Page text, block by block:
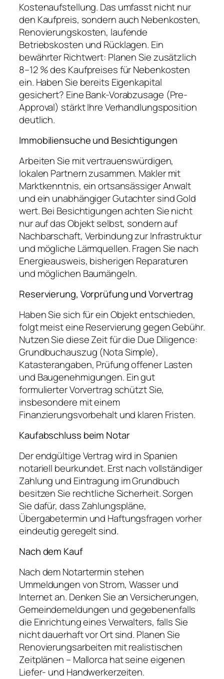
Kostenaufstellung. Das umfasst nicht nur
den Kaufpreis, sondern auch Nebenkosten,
Renovierungskosten, laufende
Betriebskosten und Rücklagen. Ein
bewährter Richtwert: Planen Sie zusätzlich
8–12 % des Kaufpreises für Nebenkosten
ein. Haben Sie bereits Eigenkapital
gesichert? Eine Bank-Vorabzusage (Pre-
Approval) stärkt Ihre Verhandlungsposition
deutlich.
Immobiliensuche und Besichtigungen
Arbeiten Sie mit vertrauenswürdigen,
lokalen Partnern zusammen. Makler mit
Marktkenntnis, ein ortsansässiger Anwalt
und ein unabhängiger Gutachter sind Gold
wert. Bei Besichtigungen achten Sie nicht
nur auf das Objekt selbst, sondern auf
Nachbarschaft, Verbindung zur Infrastruktur
und mögliche Lärmquellen. Fragen Sie nach
Energieausweis, bisherigen Reparaturen
und möglichen Baumängeln.
Reservierung, Vorprüfung und Vorvertrag
Haben Sie sich für ein Objekt entschieden,
folgt meist eine Reservierung gegen Gebühr.
Nutzen Sie diese Zeit für die Due Diligence:
Grundbuchauszug (Nota Simple),
Katasterangaben, Prüfung offener Lasten
und Baugenehmigungen. Ein gut
formulierter Vorvertrag schützt Sie,
insbesondere mit einem
Finanzierungsvorbehalt und klaren Fristen.
Kaufabschluss beim Notar
Der endgültige Vertrag wird in Spanien
notariell beurkundet. Erst nach vollständiger
Zahlung und Eintragung im Grundbuch
besitzen Sie rechtliche Sicherheit. Sorgen
Sie dafür, dass Zahlungspläne,
Übergabetermin und Haftungsfragen vorher
eindeutig geregelt sind.
Nach dem Kauf
Nach dem Notartermin stehen
Ummeldungen von Strom, Wasser und
Internet an. Denken Sie an Versicherungen,
Gemeindemeldungen und gegebenenfalls
die Einrichtung eines Verwalters, falls Sie
nicht dauerhaft vor Ort sind. Planen Sie
Renovierungsarbeiten mit realistischen
Zeitplänen – Mallorca hat seine eigenen
Liefer- und Handwerkerzeiten.